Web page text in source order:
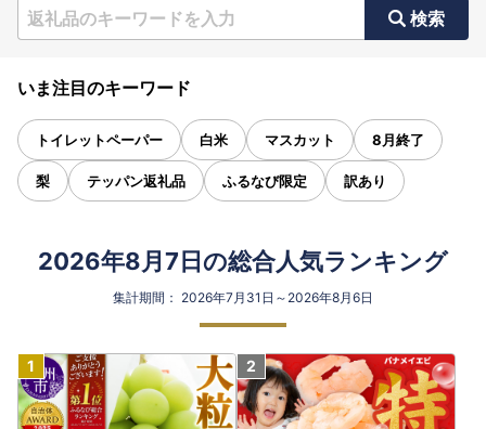
検索
いま注目のキーワード
トイレットペーパー 白米 マスカット 8月終了
梨 テッパン返礼品 ふるなび限定 訳あり
2026年8月7日の総合人気ランキング
集計期間： 2026年7月31日～2026年8月6日